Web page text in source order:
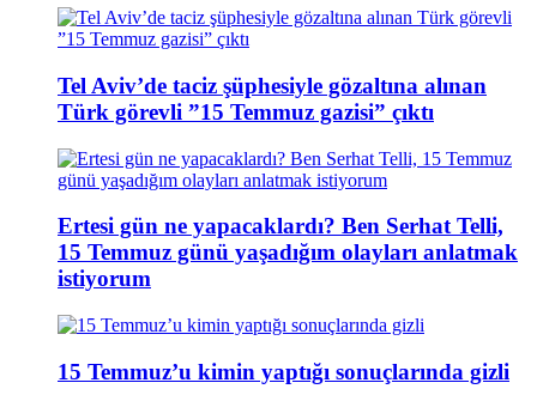
Tel Aviv’de taciz şüphesiyle gözaltına alınan
Türk görevli ”15 Temmuz gazisi” çıktı
Ertesi gün ne yapacaklardı? Ben Serhat Telli,
15 Temmuz günü yaşadığım olayları anlatmak
istiyorum
15 Temmuz’u kimin yaptığı sonuçlarında gizli